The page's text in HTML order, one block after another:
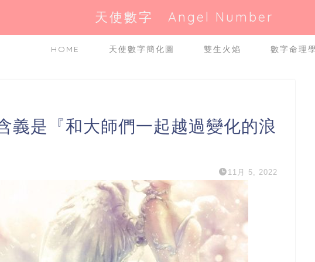
天使數字 Angel Number
HOME 天使數字簡化圖 雙生火焰 數字命理
義是『和大師們一起越過變化的浪
11月 5, 2022